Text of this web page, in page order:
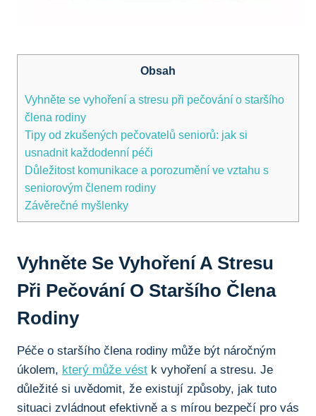
Obsah
Vyhněte se vyhoření a stresu při pečování o staršího
člena rodiny
Tipy od zkušených pečovatelů seniorů: jak si
usnadnit každodenní péči
Důležitost komunikace a porozumění ve vztahu s
seniorovým členem rodiny
Závěrečné myšlenky
Vyhněte Se Vyhoření A Stresu
Při Pečování O Staršího Člena
Rodiny
Péče o staršího člena rodiny může být náročným
úkolem, který může vést k vyhoření a stresu. Je
důležité si uvědomit, že existují způsoby, jak tuto
situaci zvládnout efektivně a s mírou bezpečí pro vás